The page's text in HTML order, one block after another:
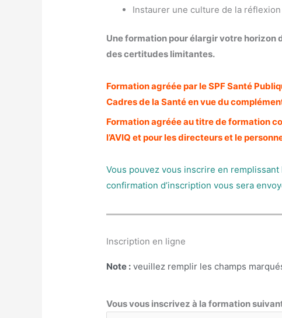
Instaurer une culture de la
Une formation pour élargir votre horizon
des certitudes limitantes.
Formation agréée par le SPF Santé
Cadres de la Santé en vue du
Formation agréée au titre de formation
l’AVIQ et pour les directeurs et le
Vous pouvez vous inscrire en
confirmation d’inscription vous sera
Inscription en ligne
Note : veuillez remplir les champs
Vous vous inscrivez à la formation